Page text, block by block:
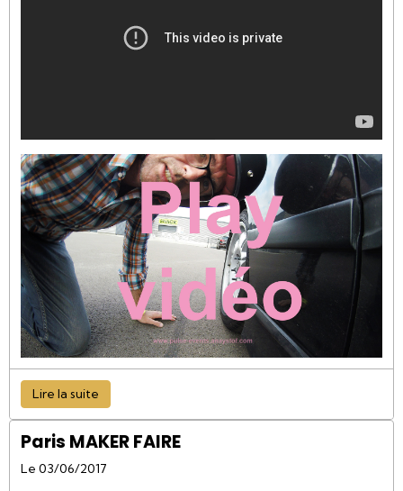
Lire la suite
Paris MAKER FAIRE
Le 03/06/2017